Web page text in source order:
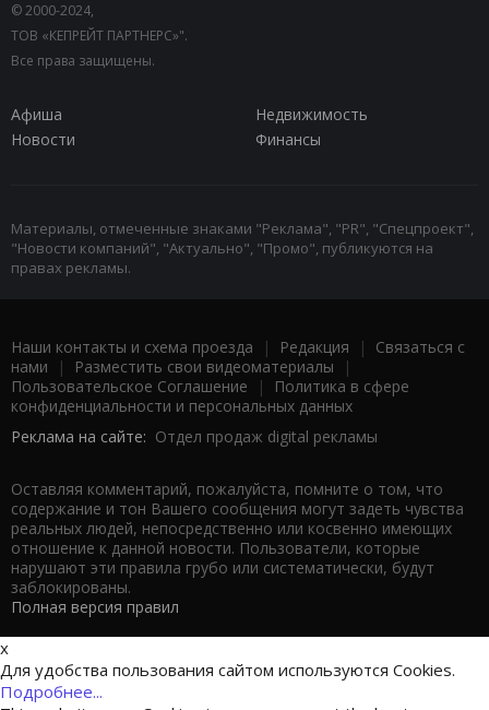
© 2000-2024,
ТОВ «КЕПРЕЙТ ПАРТНЕРС»".
Все права защищены.
Афиша
Недвижимость
Новости
Финансы
Материалы, отмеченные знаками "Реклама", "PR", "Спецпроект",
"Новости компаний", "Актуально", "Промо", публикуются на
правах рекламы.
Наши контакты и схема проезда | Редакция | Связаться с
нами | Разместить свои видеоматериалы |
Пользовательское Соглашение |
Политика в сфере
конфиденциальности и персональных данных
Реклама на сайте: Отдел продаж digital рекламы
Оставляя комментарий, пожалуйста, помните о том, что
содержание и тон Вашего сообщения могут задеть чувства
реальных людей, непосредственно или косвенно имеющих
отношение к данной новости. Пользователи, которые
нарушают эти правила грубо или систематически, будут
заблокированы.
Полная версия правил
x
Для удобства пользования сайтом используются Cookies.
Подробнее...